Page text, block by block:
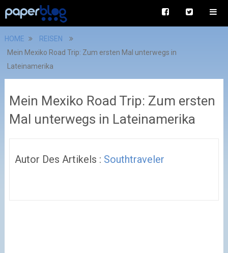
HOME
REISEN
Mein Mexiko Road Trip: Zum ersten Mal unterwegs in
Lateinamerika
Mein Mexiko Road Trip: Zum ersten
Mal unterwegs in Lateinamerika
Autor Des Artikels : Southtraveler